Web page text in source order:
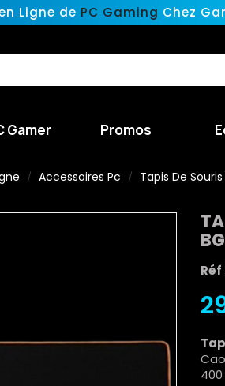
Ligne de PC Gaming Chez
Gamer Promos
Accessoires Pc Tapis De
Réf